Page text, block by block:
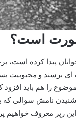
است؟
پیدا کرده است،
ای برسند و محبوبیت
را هم باید افزود
نامش سوالی که
رپر معروف خواهیم